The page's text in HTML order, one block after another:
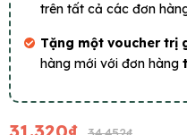
trên tất cả các đơn
Tặng một voucher trị
hàng mới với đơn hàng